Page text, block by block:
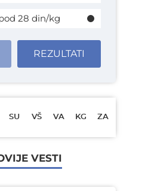
28 din/kg
REZULTATI
SU VŠ VA KG ZA
VESTI